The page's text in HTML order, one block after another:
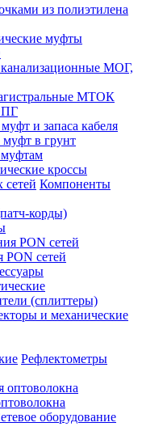
из полиэтилена
муфты
МОГ,
МТОК
и запаса кабеля
муфт в грунт
кроссы
Компоненты
корды)
PON сетей
(сплиттеры)
и механические
Рефлектометры
оборудование